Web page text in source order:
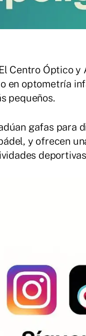
Centro Óptico y
en optometría
pequeños.
gafas para
y ofrecen